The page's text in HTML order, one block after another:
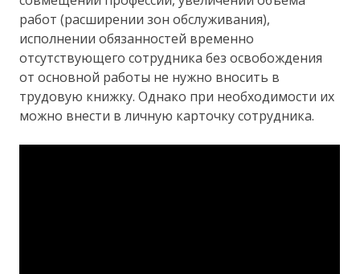
работ (расширении зон обслуживания),
исполнении обязанностей временно
отсутствующего сотрудника без освобождения
от основной работы не нужно вносить в
трудовую книжку. Однако при необходимости их
можно внести в личную карточку сотрудника.